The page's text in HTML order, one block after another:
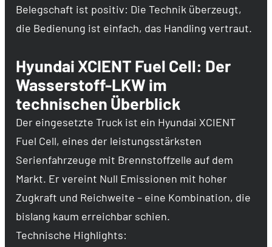
Belegschaft ist positiv: Die Technik überzeugt,
die Bedienung ist einfach, das Handling vertraut.
Hyundai XCIENT Fuel Cell: Der
Wasserstoff-LKW im
technischen Überblick
Der eingesetzte Truck ist ein Hyundai XCIENT
Fuel Cell, eines der leistungsstärksten
Serienfahrzeuge mit Brennstoffzelle auf dem
Markt. Er vereint Null Emissionen mit hoher
Zugkraft und Reichweite – eine Kombination, die
bislang kaum erreichbar schien.
Technische Highlights: